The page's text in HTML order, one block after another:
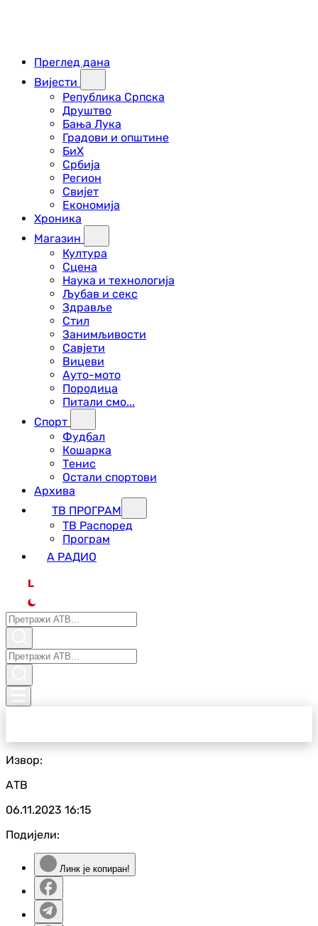
Преглед дана
Вијести
Република Српска
Друштво
Бања Лука
Градови и општине
БиХ
Србија
Регион
Свијет
Економија
Хроника
Магазин
Култура
Сцена
Наука и технологија
Љубав и секс
Здравље
Стил
Занимљивости
Савјети
Вицеви
Ауто-мото
Породица
Питали смо...
Спорт
Фудбал
Кошарка
Тенис
Остали спортови
Архива
ТВ ПРОГРАМ
ТВ Распоред
Програм
А РАДИО
L
Извор:
АТВ
06.11.2023 16:15
Подијели:
Линк је копиран!